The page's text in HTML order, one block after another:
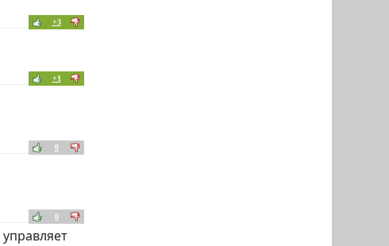
+3
+1
0
0